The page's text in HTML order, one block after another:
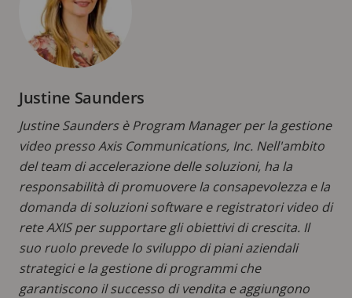
Justine Saunders
Justine Saunders è Program Manager per la gestione
video presso Axis Communications, Inc. Nell'ambito
del team di accelerazione delle soluzioni, ha la
responsabilità di promuovere la consapevolezza e la
domanda di soluzioni software e registratori video di
rete AXIS per supportare gli obiettivi di crescita. Il
suo ruolo prevede lo sviluppo di piani aziendali
strategici e la gestione di programmi che
garantiscono il successo di vendita e aggiungono